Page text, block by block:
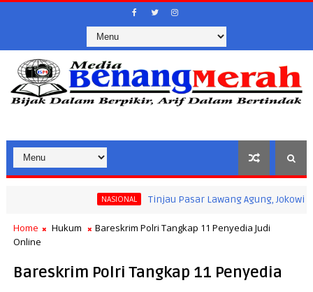
NASIONAL Tinjau Pasar Lawang Agung, Jokowi
Home Hukum
Bareskrim Polri Tangkap 11 Penyedia Judi
Online
Bareskrim Polri Tangkap 11 Penyedia